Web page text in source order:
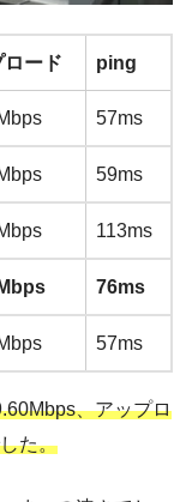
ロード ping
57ms
59ms
113ms
76ms
57ms
、アップロ
た。